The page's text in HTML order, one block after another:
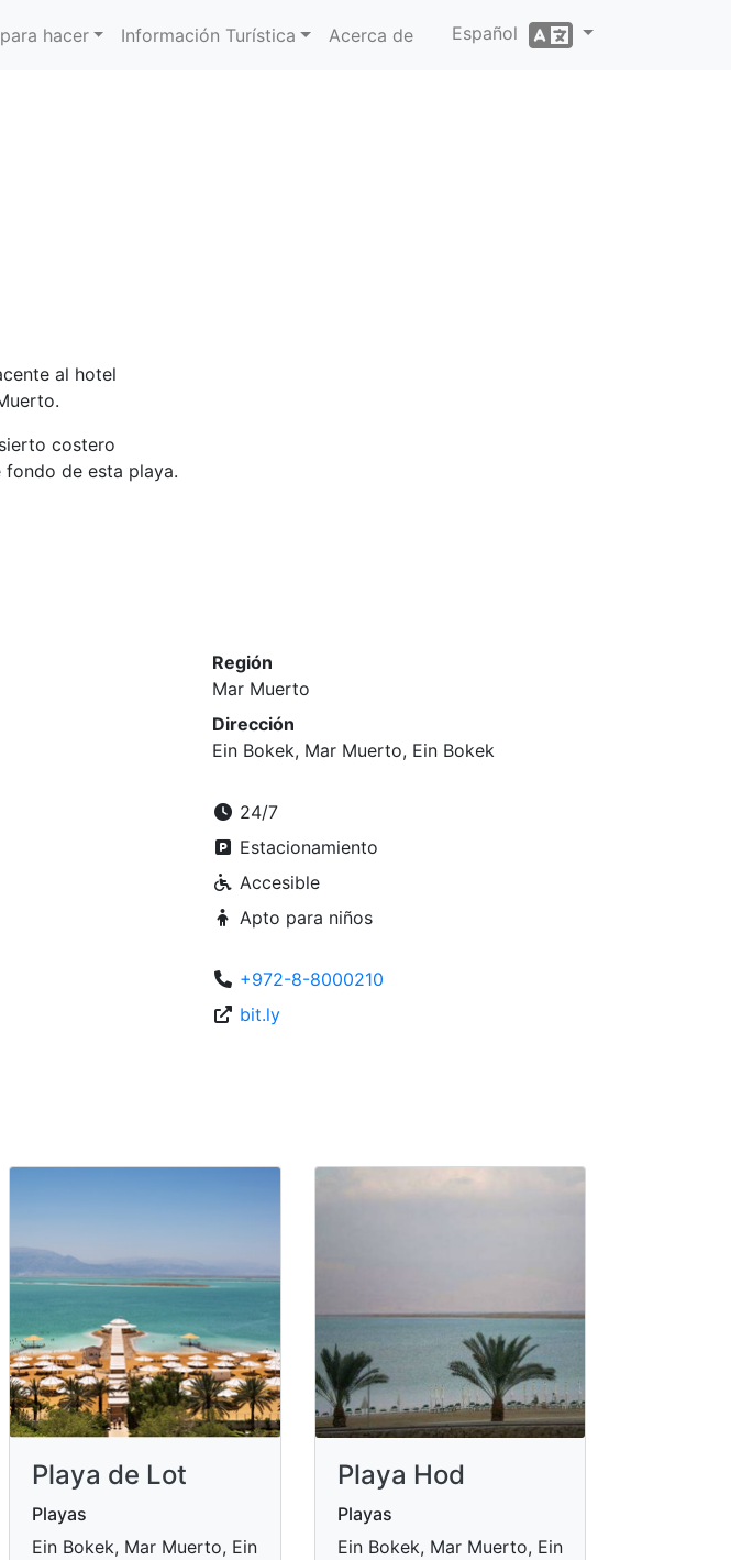
hacer Información Turística Acerca de Español
al hotel
costero
de esta playa.
Región
Mar Muerto
Dirección
Ein Bokek, Mar Muerto, Ein Bokek
24/7
Estacionamiento
Accesible
Apto para niños
+972-8-8000210
bit.ly
Playa de Lot
Playas
Ein Bokek, Mar Muerto, Ein
Playa Hod
Playas
Ein Bokek, Mar Muerto, Ein